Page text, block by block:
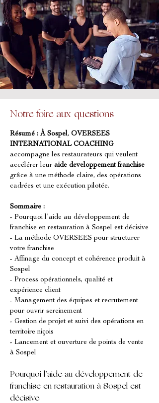
Notre foire aux questions
Résumé : À Sospel, OVERSEES
INTERNATIONAL COACHING
accompagne les restaurateurs qui veulent
accélérer leur aide developpement franchise
grâce à une méthode claire, des opérations
cadrées et une exécution pilotée.
Sommaire :
- Pourquoi l’aide au développement de
franchise en restauration à Sospel est décisive
- La méthode OVERSEES pour structurer
votre franchise
- Affinage du concept et cohérence produit à
Sospel
- Process opérationnels, qualité et
expérience client
- Management des équipes et recrutement
pour ouvrir sereinement
- Gestion de projet et suivi des opérations en
territoire niçois
- Lancement et ouverture de points de vente
à Sospel
Pourquoi l’aide au développement de
franchise en restauration à Sospel est
décisive